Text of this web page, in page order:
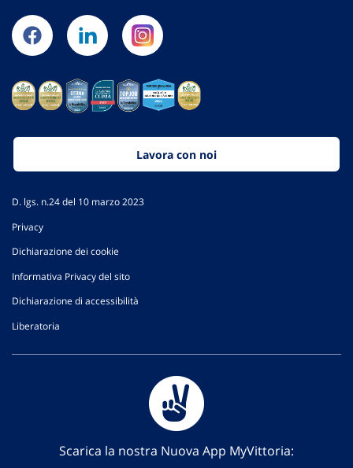
Lavora con noi
D. lgs. n.24 del 10 marzo 2023
Privacy
Dichiarazione dei cookie
Informativa Privacy del sito
Dichiarazione di accessibilità
Liberatoria
Scarica la nostra Nuova App MyVittoria: